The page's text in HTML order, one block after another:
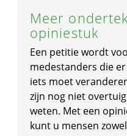
Meer
opiniestuk
Een petitie wordt
medestanders die
iets moet
zijn nog niet
weten. Met een
kunt u mensen